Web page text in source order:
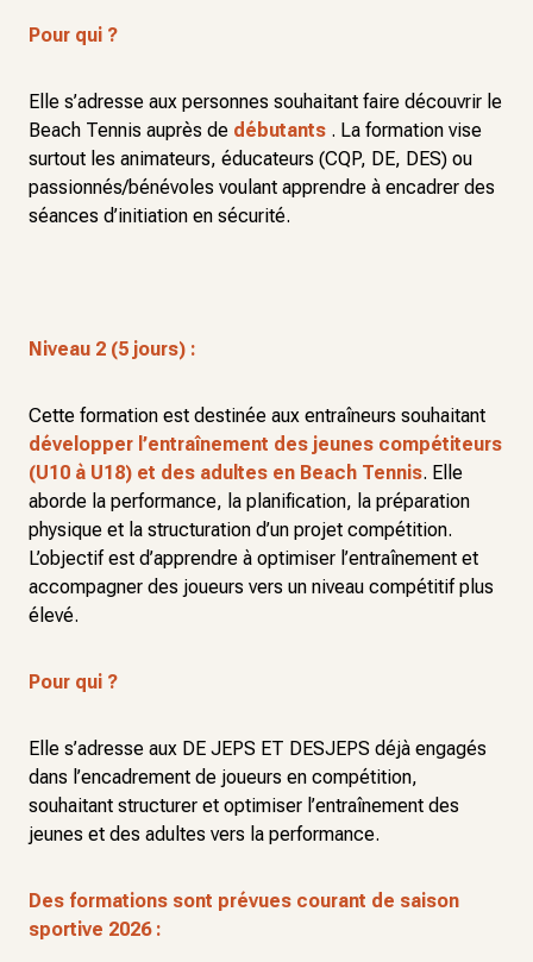
Pour qui ?
Elle s’adresse aux personnes souhaitant faire découvrir le
Beach Tennis auprès de débutants . La formation vise
surtout les animateurs, éducateurs (CQP, DE, DES) ou
passionnés/bénévoles voulant apprendre à encadrer des
séances d’initiation en sécurité.
Niveau 2 (5 jours) :
Cette formation est destinée aux entraîneurs souhaitant
développer l’entraînement des jeunes compétiteurs
(U10 à U18) et des adultes en Beach Tennis. Elle
aborde la performance, la planification, la préparation
physique et la structuration d’un projet compétition.
L’objectif est d’apprendre à optimiser l’entraînement et
accompagner des joueurs vers un niveau compétitif plus
élevé.
Pour qui ?
Elle s’adresse aux DE JEPS ET DESJEPS déjà engagés
dans l’encadrement de joueurs en compétition,
souhaitant structurer et optimiser l’entraînement des
jeunes et des adultes vers la performance.
Des formations sont prévues courant de saison
sportive 2026 :